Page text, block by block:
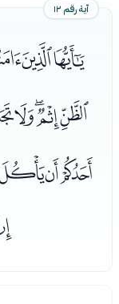
آية رقم ١٢